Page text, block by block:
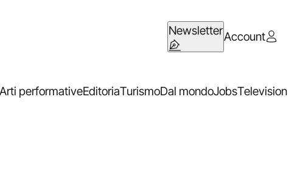
NewsletterAccount
Arti performativeEditoriaTurismoDal mondoJobsTelevision